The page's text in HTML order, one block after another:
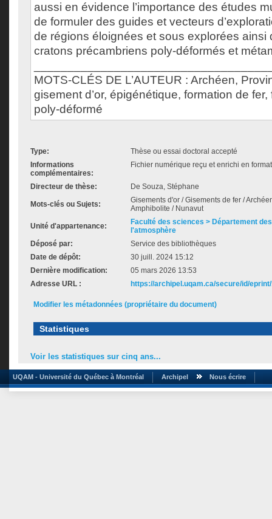
aussi en évidence l’importance des études
de formuler des guides et vecteurs
de régions éloignées et sous explorées ainsi
cratons précambriens poly-déformés et
MOTS-CLÉS DE L’AUTEUR : Archéen,
gisement d’or, épigénétique, formation de
poly-déformé
Type:
Thèse ou essai doctoral accepté
Informations
complémentaires:
Fichier numérique reçu et enrichi en
Directeur de thèse: De Souza, Stéphane
Mots-clés ou Sujets:
Gisements d'or / Gisements de fer /
Amphibolite / Nunavut
Unité d'appartenance:
Faculté des sciences > Département
l'atmosphère
Déposé par:
Service des bibliothèques
Date de dépôt:
30 juill. 2024 15:12
Dernière modification:
05 mars 2026 13:53
Adresse URL :
https://archipel.uqam.ca/secure/id/
Modifier les métadonnées (propriétaire du document)
Statistiques
Voir les statistiques sur cinq ans...
UQAM - Université du Québec à Montréal Archipel Nous écrire